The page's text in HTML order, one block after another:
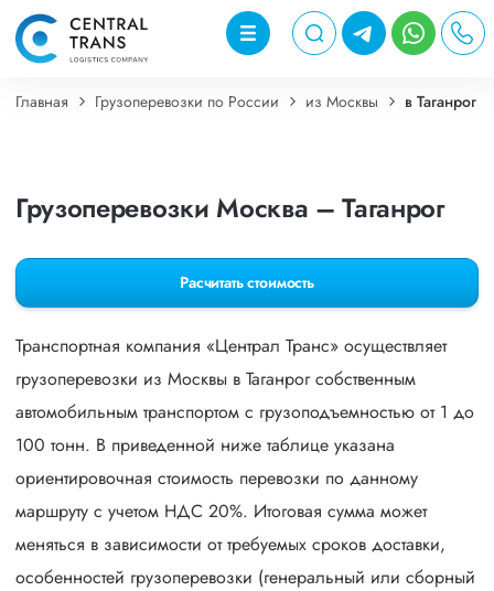
Главная Грузоперевозки по России из Москвы в Таганрог
Грузоперевозки Москва – Таганрог
Расчитать стоимость
Транспортная компания «Централ Транс» осуществляет
грузоперевозки из Москвы в Таганрог собственным
автомобильным транспортом с грузоподъемностью от 1 до
100 тонн. В приведенной ниже таблице указана
ориентировочная стоимость перевозки по данному
маршруту с учетом НДС 20%. Итоговая сумма может
меняться в зависимости от требуемых сроков доставки,
особенностей грузоперевозки (генеральный или сборный